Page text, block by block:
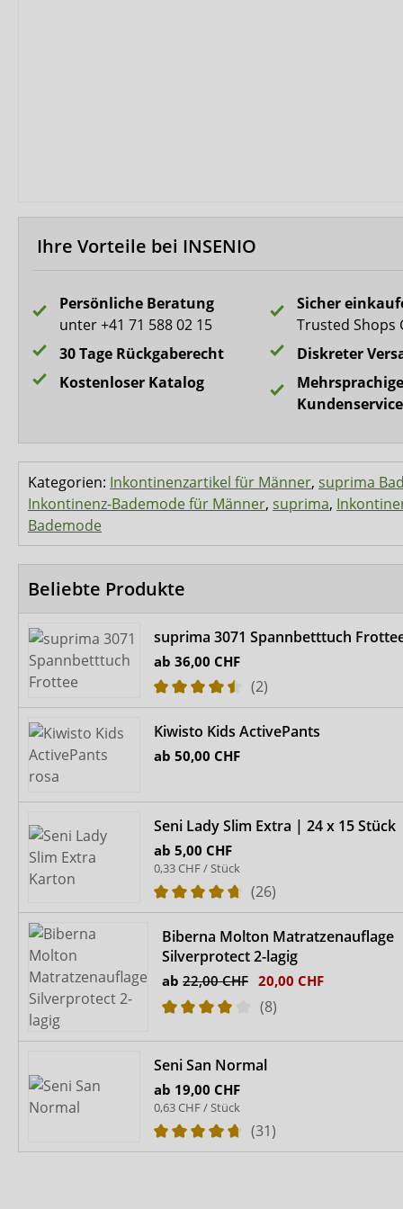
Ihre Vorteile bei INSENIO
Persönliche Beratung
unter +41 71 588 02 15
30 Tage Rückgaberecht
Kostenloser Katalog
Sicher
Trusted Shops
Diskreter
Kundenservice
Kategorien: Inkontinenzartikel für Männer, suprima
Inkontinenz-Bademode für Männer, suprima,
Bademode
Beliebte Produkte
suprima 3071 Spannbetttuch
ab 36,00 CHF
(2)
Kiwisto Kids ActivePants
ab 50,00 CHF
Seni Lady Slim Extra | 24 x 15 Stück
ab 5,00 CHF
0,33 CHF / Stück
(26)
Biberna Molton Matratzenauflage
Silverprotect 2-lagig
ab 22,00 CHF 20,00 CHF
(8)
Seni San Normal
ab 19,00 CHF
0,63 CHF / Stück
(31)